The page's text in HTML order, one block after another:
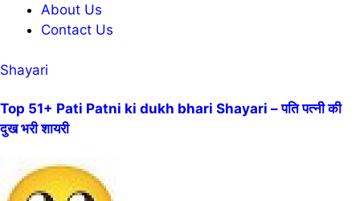
About Us
Contact Us
Shayari
Top 51+ Pati Patni ki dukh bhari Shayari – पति पत्नी की
दुख भरी शायरी